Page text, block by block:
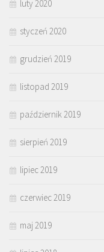
luty 2020
styczeń 2020
grudzień 2019
listopad 2019
październik 2019
sierpień 2019
lipiec 2019
czerwiec 2019
maj 2019